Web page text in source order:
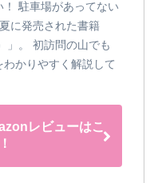
駐車場があってない
に発売された書籍
」。 初訪問の山でも
かりやすく解説して
レビューはこ